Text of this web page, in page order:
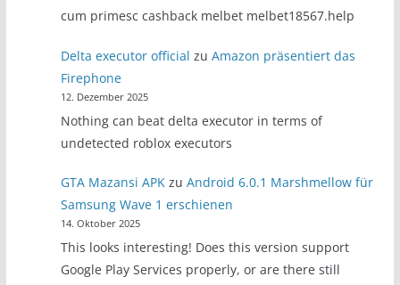
cum primesc cashback melbet melbet18567.help
Delta executor official zuAmazon präsentiert das
Firephone
12. Dezember 2025
Nothing can beat delta executor in terms of
undetected roblox executors
GTA Mazansi APK zuAndroid 6.0.1 Marshmellow für
Samsung Wave 1 erschienen
14. Oktober 2025
This looks interesting! Does this version support
Google Play Services properly, or are there still